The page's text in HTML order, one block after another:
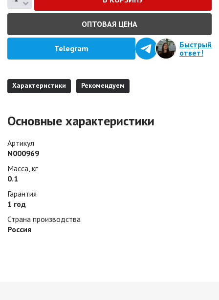
ОПТОВАЯ ЦЕНА
Telegram
Быстрый
ответ!
Характеристики Рекомендуем
Основные характеристики
Артикул
N000969
Масса, кг
0.1
Гарантия
1 год
Страна производства
Россия